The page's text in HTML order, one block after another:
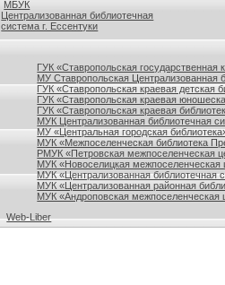
МБУК
Централизованная библиотечная
система г. Ессентуки
ГУК «Ставропольская
МУ Ставропольская Централизованная
ГУК «Ставропольская краевая детская
ГУК «Ставропольская краевая
ГУК «Ставропольская краевая
МУК Централизованная библиотечная
МУ «Центральная городская
МУК «Межпоселенческая библиотека
РМУК «Петровская межпоселенческая
МУК «Новоселицкая межпоселенческая
МУК «Централизованная библиотечная
МУК «Централизованная районная
МУК «Андроповская межпоселенческая
Web-Liber